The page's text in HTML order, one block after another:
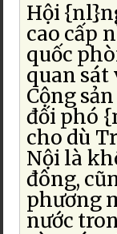
Hội
cao cấp
quốc
quan
Cộng
đối phó
cho dù
Nội là
đông,
phương
nước